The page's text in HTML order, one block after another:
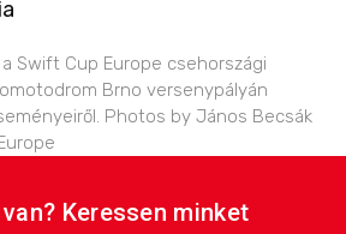
Swift Cup Europe csehországi
Brno versenypályán
Photos by János Becsák
Keressen minket